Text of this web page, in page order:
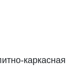
каркасная